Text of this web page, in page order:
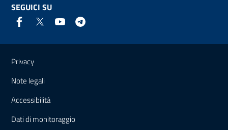
SEGUICI SU
Link e informazioni utili
Privacy
Note legali
Accessibilità
Dati di monitoraggio